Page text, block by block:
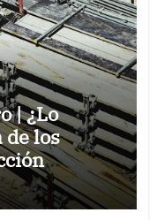
| ¿Lo
de los
proyectos